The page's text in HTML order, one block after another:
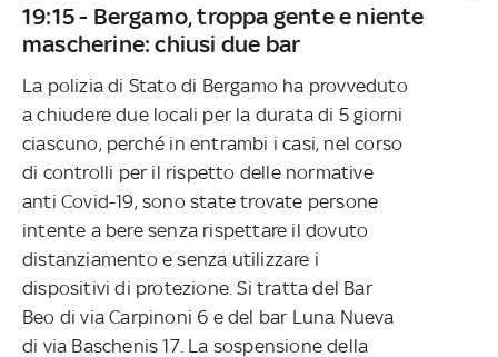
19:15 - Bergamo, troppa gente e niente
mascherine: chiusi due bar
La polizia di Stato di Bergamo ha provveduto
a chiudere due locali per la durata di 5 giorni
ciascuno, perché in entrambi i casi, nel corso
di controlli per il rispetto delle normative
anti Covid-19, sono state trovate persone
intente a bere senza rispettare il dovuto
distanziamento e senza utilizzare i
dispositivi di protezione. Si tratta del Bar
Beo di via Carpinoni 6 e del bar Luna Nueva
di via Baschenis 17. La sospensione della